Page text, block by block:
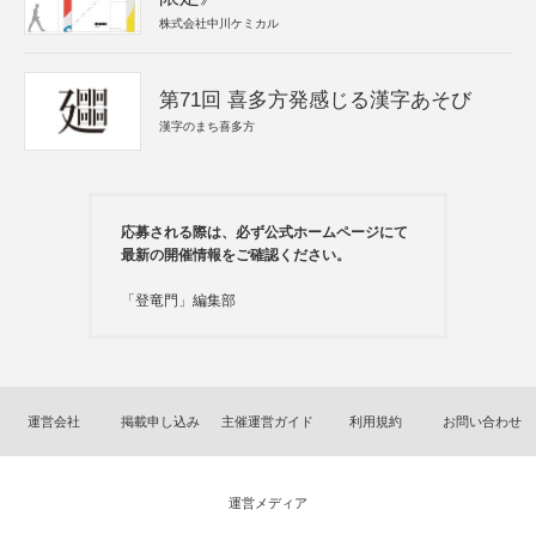
株式会社中川ケミカル
第71回 喜多方発感じる漢字あそび
漢字のまち喜多方
応募される際は、必ず公式ホームページにて
最新の開催情報をご確認ください。
「登竜門」編集部
運営会社 掲載申し込み 主催運営ガイド 利用規約 お問い合わせ
運営メディア